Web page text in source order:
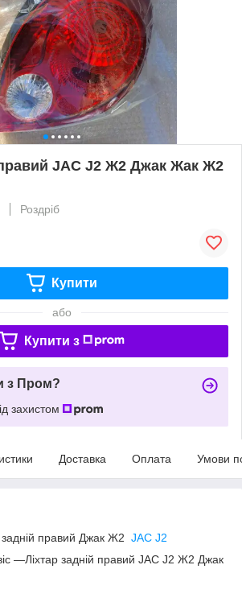
правий JAC J2 Ж2 Джак Жак Ж2
Роздріб
Купити
або
Купити з
з Пром?
захистом
Доставка Оплата Умови
правий Джак Ж2 JAC J2
—Ліхтар задній правий JAC J2 Ж2 Джак